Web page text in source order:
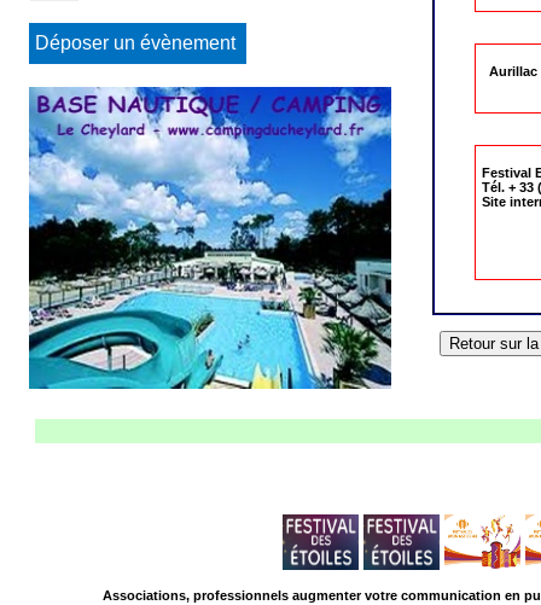
Déposer un évènement
Aurillac
Festival
Tél. + 33
Site
Associations, professionnels augmenter votre communication en